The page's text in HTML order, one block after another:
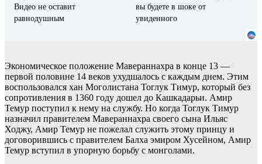
Видео не оставит
равнодушным
вы будете в шоке от
увиденного
Экономическое положение Мавераннахра в конце 13 —
первой половине 14 веков ухудшалось с каждым днем. Этим
воспользовался хан Моголистана Тоглук Тимур, который без
сопротивления в 1360 году дошел до Кашкадарьи. Амир
Темур поступил к нему на службу. Но когда Тоглук Тимур
назначил правителем Мавераннахра своего сына Ильяс
Ходжу, Амир Темур не пожелал служить этому принцу и
договорившись с правителем Балха эмиром Хусейном, Амир
Темур вступил в упорную борьбу с монголами.